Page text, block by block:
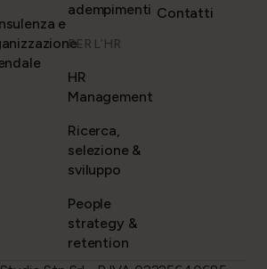
e
adempimenti
PER L’HR
HR
Management
Ricerca,
selezione &
sviluppo
People
strategy &
retention
Contatti